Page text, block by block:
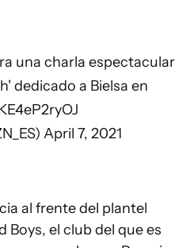
una charla espectacular
dedicado a Bielsa en
April 7, 2021
al frente del plantel
Boys, el club del que es